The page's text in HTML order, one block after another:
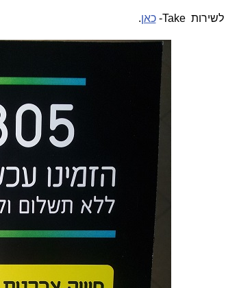
לשירותTake
-כאן.